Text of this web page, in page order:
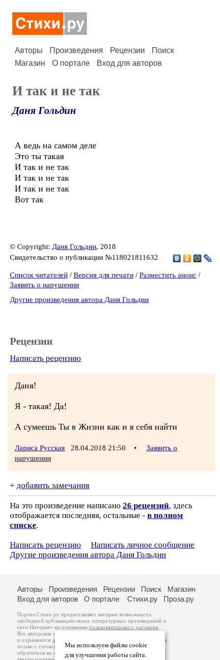
Авторы Произведения Рецензии
Поиск
Магазин
О портале Вход для авторов
И так и не так
Даня Гольдин
А ведь на самом деле
Это ты такая
И так и не так
И так и не так
И так и не так
Вот так
© Copyright: Даня Гольдин, 2018
Свидетельство о публикации №118021811632
Список читателей / Версия для печати / Разместить анонс /
Заявить о нарушении
Другие произведения автора Даня Гольдин
Рецензии
Написать рецензию
Даня!
Я - такая! Да!
А сумеешь Ты в Жизни как и я себя найти
Лариса Русская 28.04.2018 21:50 •
Заявить о
нарушении
+ добавить замечания
На это произведение написано 26 рецензий, здесь
отображается последняя, остальные - в полном
списке.
Написать рецензию
Написать личное сообщение
Другие произведения автора Даня Гольдин
Мы используем файлы cookie
для улучшения работы сайта.
Авторы Произведения Рецензии Поиск
Магазин
Вход для авторов
О портале Стихи.ру Проза.ру
Портал Стихи.ру предоставляет авторам возможность
свободной публикации своих литературных произведений в
сети Интернет на основаниипользовательского договора
Все авторские права на произведения принадлежат авторам
и охраняются законом
. Перепечатка произведений возможна
только с согласия его автора, к которому вы можете
обратиться на его авторской странице. Ответственность за